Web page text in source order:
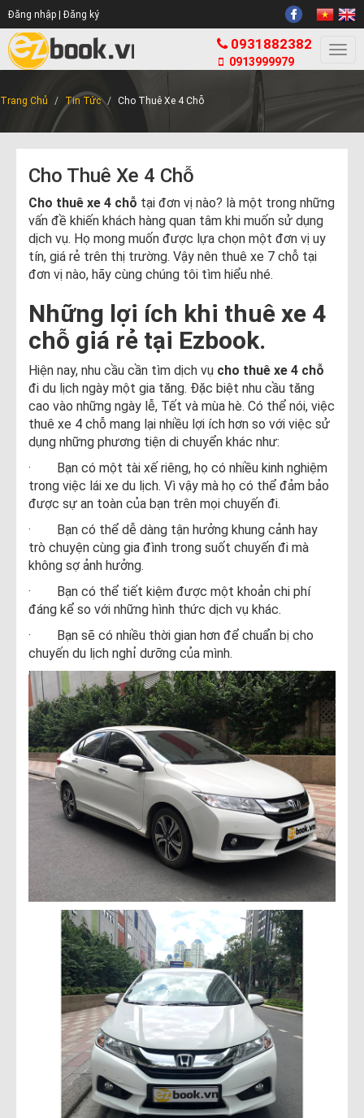
Đăng nhập | Đăng ký
0931882382
0913999979
Trang Chủ Tin Tức Cho Thuê Xe 4 Chỗ
Cho Thuê Xe 4 Chỗ
Cho thuê xe 4 chỗ tại đơn vị nào? là một trong những
vấn đề khiến khách hàng quan tâm khi muốn sử dụng
dịch vụ. Họ mong muốn được lựa chọn một đơn vị uy
tín, giá rẻ trên thị trường. Vậy nên thuê xe 7 chỗ tại
đơn vị nào, hãy cùng chúng tôi tìm hiểu nhé.
Những lợi ích khi thuê xe 4
chỗ giá rẻ tại Ezbook.
Hiện nay, nhu cầu cần tìm dịch vụ cho thuê xe 4 chỗ
đi du lịch ngày một gia tăng. Đặc biệt nhu cầu tăng
cao vào những ngày lễ, Tết và mùa hè. Có thể nói, việc
thuê xe 4 chỗ mang lại nhiều lợi ích hơn so với việc sử
dụng những phương tiện di chuyển khác như:
· Bạn có một tài xế riêng, họ có nhiều kinh nghiệm
trong việc lái xe du lịch. Vì vậy mà họ có thể đảm bảo
được sự an toàn của bạn trên mọi chuyến đi.
· Bạn có thể dễ dàng tận hưởng khung cảnh hay
trò chuyện cùng gia đình trong suốt chuyến đi mà
không sợ ảnh hưởng.
· Bạn có thể tiết kiệm được một khoản chi phí
đáng kể so với những hình thức dịch vụ khác.
· Bạn sẽ có nhiều thời gian hơn để chuẩn bị cho
chuyến du lịch nghỉ dưỡng của mình.